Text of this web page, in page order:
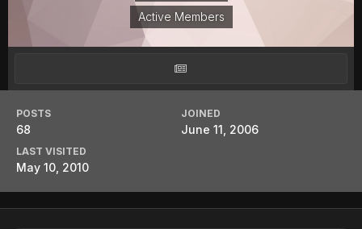
Active Members
POSTS
68
JOINED
June 11, 2006
LAST VISITED
May 10, 2010